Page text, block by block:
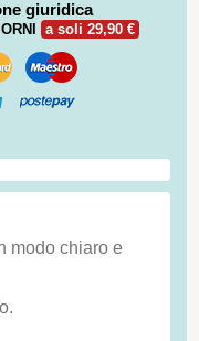
giuridica
a soli 29,90 €